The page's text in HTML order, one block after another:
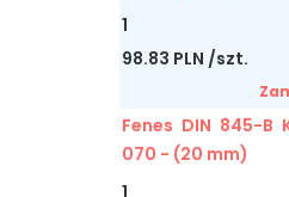
1
98.83 PLN /szt.
Fenes DIN 845-B
070 - (20 mm)
1